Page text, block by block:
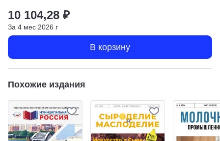
10 104,28 ₽
За 4 мес 2026 г
В корзину
Похожие издания